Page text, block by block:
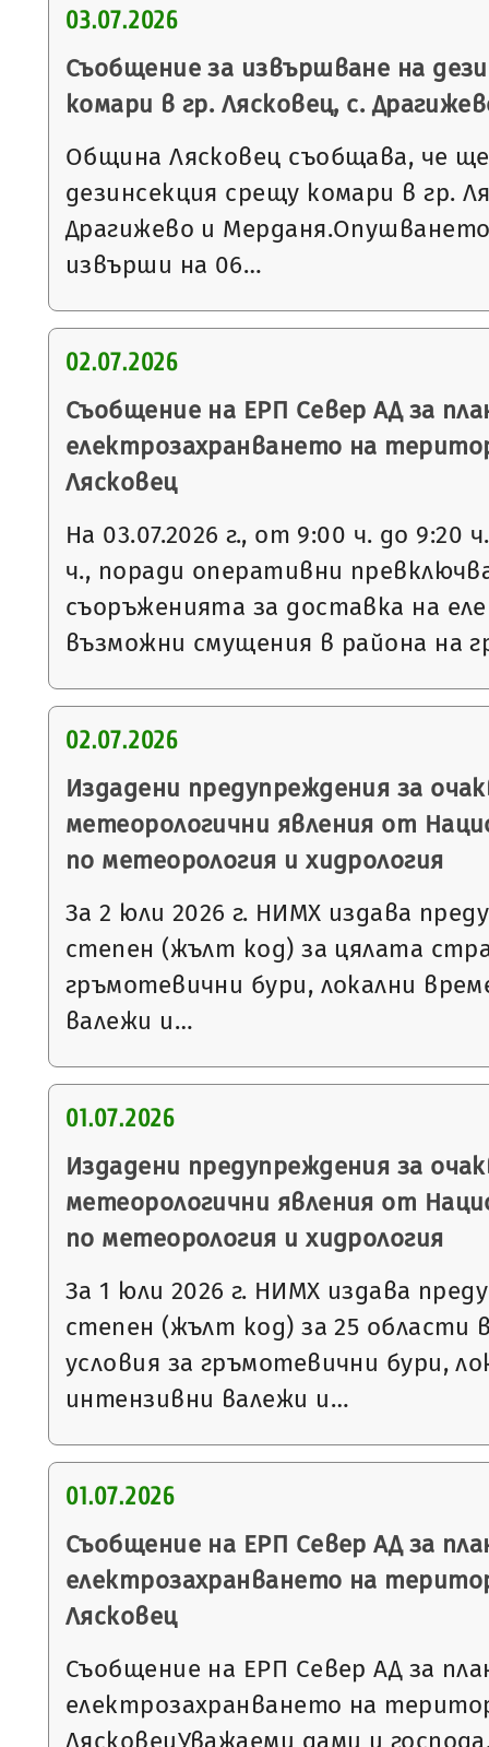
03.07.2026
Съобщение за извършване на
комари в гр. Лясковец, с.
Община Лясковец съобщава, че
дезинсекция срещу комари в гр.
Драгижево и
извърши на 06…
02.07.2026
Съобщение на ЕРП Север АД за
електрозахранването на
Лясковец
На 03.07.2026 г., от 9:00 ч. до 9:20
ч., поради оперативни
съоръженията за доставка на
възможни смущения в района на
02.07.2026
Издадени предупреждения за
метеорологични явления от
по метеорология и хидрология
За 2 юли 2026 г. НИМХ издава
степен (жълт код) за цялата
гръмотевични бури, локални
валежи и…
01.07.2026
Издадени предупреждения за
метеорологични явления от
по метеорология и хидрология
За 1 юли 2026 г. НИМХ издава
степен (жълт код) за 25 области
условия за гръмотевични бури,
интензивни валежи и…
01.07.2026
Съобщение на ЕРП Север АД за
електрозахранването на
Лясковец
Съобщение на ЕРП Север АД за
електрозахранването на
ЛясковецУважаеми дами и